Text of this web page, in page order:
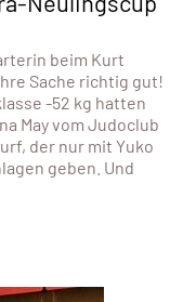
beim Kurt
Sache richtig gut!
-52 kg hatten
May vom Judoclub
der nur mit Yuko
geben. Und